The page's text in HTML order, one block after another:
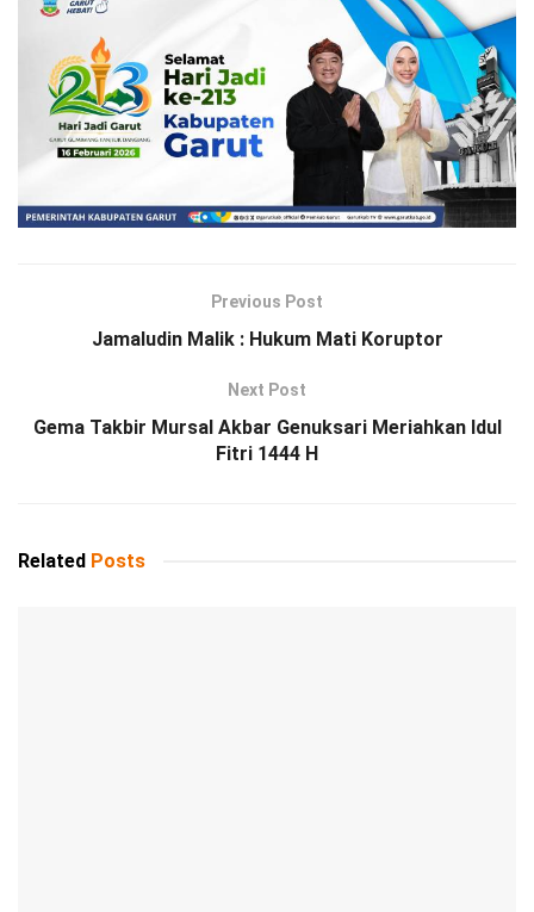
Previous Post
Jamaludin Malik : Hukum Mati Koruptor
Next Post
Gema Takbir Mursal Akbar Genuksari Meriahkan Idul
Fitri 1444 H
Related Posts